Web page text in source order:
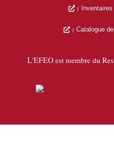
Catalogue
L'EFEO est membre du